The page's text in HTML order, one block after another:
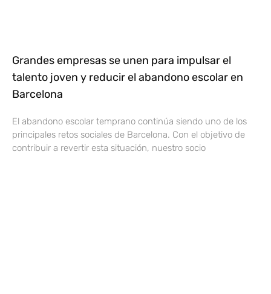
Grandes empresas se unen para impulsar el
talento joven y reducir el abandono escolar en
Barcelona
El abandono escolar temprano continúa siendo uno de los
principales retos sociales de Barcelona. Con el objetivo de
contribuir a revertir esta situación, nuestro socio